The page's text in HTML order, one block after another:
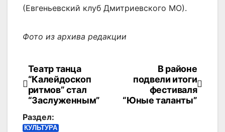
(Евгеньевский клуб Дмитриевского МО).
Фото из архива редакции
Навигация
по
записям
В районе
подвели итоги
фестиваля
“Юные таланты”
Театр танца
“Калейдоскоп
ритмов” стал
“Заслуженным”
Раздел:
КУЛЬТУРА